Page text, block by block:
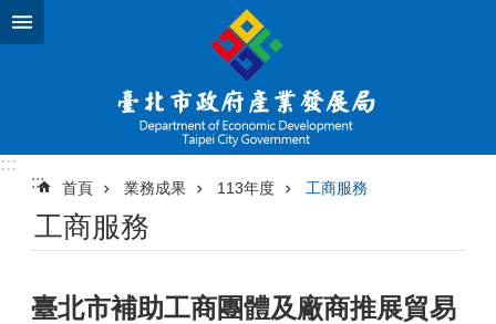
跳到主要內容區塊
:::
:::
首頁 業務成果 113年度 工商服務
工商服務
臺北市補助工商團體及廠商推展貿易